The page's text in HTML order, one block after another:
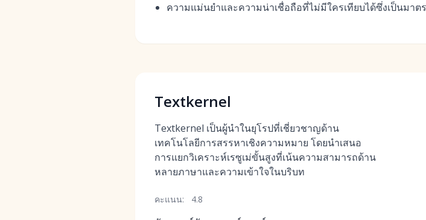
ความแม่นยำและความน่าเชื่อถือที่ไม่มีใครเทียบได้ซึ่งเป็นมา
Textkernel
Textkernel เป็นผู้นำในยุโรปที่เชี่ยวชาญด้าน
เทคโนโลยีการสรรหาเชิงความหมาย โดยนำเสนอ
การแยกวิเคราะห์เรซูเม่ขั้นสูงที่เน้นความสามารถด้าน
หลายภาษาและความเข้าใจในบริบท
คะแนน: 4.8